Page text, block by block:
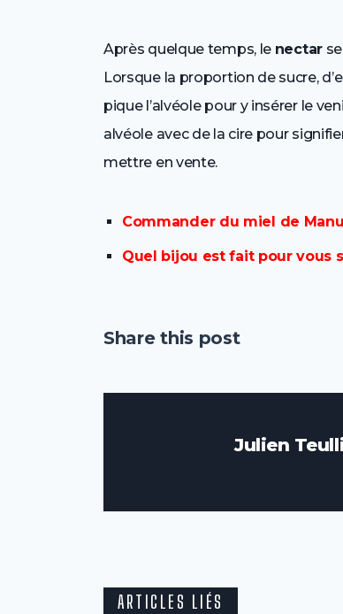
Après quelque temps, le nectar
Lorsque la proportion de sucre,
pique l’alvéole pour y insérer le
alvéole avec de la cire pour
mettre en vente.
Commander du miel de
Quel bijou est fait pour vous
Share this post
Julien
ARTICLES LIÉS